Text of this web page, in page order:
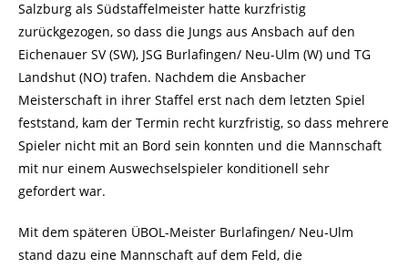
Salzburg als Südstaffelmeister hatte kurzfristig
zurückgezogen, so dass die Jungs aus Ansbach auf den
Eichenauer SV (SW), JSG Burlafingen/ Neu-Ulm (W) und TG
Landshut (NO) trafen. Nachdem die Ansbacher
Meisterschaft in ihrer Staffel erst nach dem letzten Spiel
feststand, kam der Termin recht kurzfristig, so dass mehrere
Spieler nicht mit an Bord sein konnten und die Mannschaft
mit nur einem Auswechselspieler konditionell sehr
gefordert war.
Mit dem späteren ÜBOL-Meister Burlafingen/ Neu-Ulm
stand dazu eine Mannschaft auf dem Feld, die